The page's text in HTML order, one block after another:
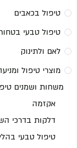
טיפול בכאבים
טיפול טבעי
לאם ולתינוק
מוצרי טיפול
משחות ושמנים
אקזמה
דלקות בדרכי
טיפול טבעי